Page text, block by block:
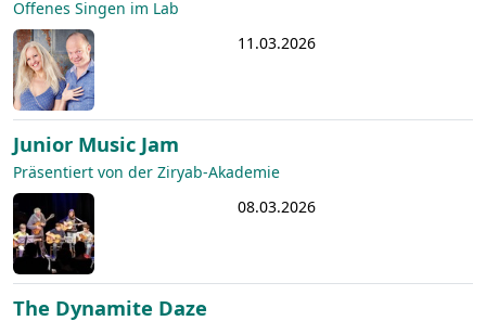
Offenes Singen im Lab
11.03.2026
Junior Music Jam
Präsentiert von der Ziryab-Akademie
08.03.2026
The Dynamite Daze